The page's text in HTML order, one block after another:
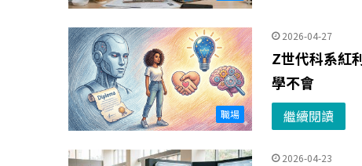
職場
2026-04-27
Z世代科系紅
學不會
繼續閱讀
2026-04-23